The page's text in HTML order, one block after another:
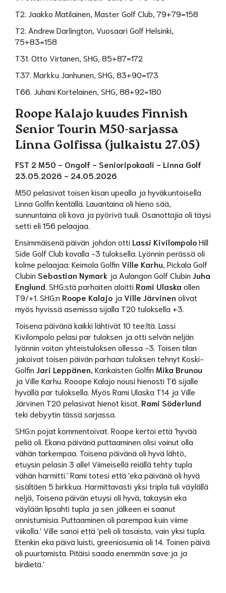
T2. Jaakko Matilainen, Master Golf Club, 79+79=158
T2. Andrew Darlington, Vuosaari Golf Helsinki,
75+83=158
T31. Otto Virtanen, SHG, 85+87=172
T37. Markku Janhunen, SHG, 83+90=173
T66. Juhani Kortelainen, SHG, 88+92=180
Roope Kalajo kuudes Finnish
Senior Tourin M50-sarjassa
Linna Golfissa (julkaistu 27.05)
FST 2 M50 - Ongolf - Senioripokaali - Linna Golf
23.05.2026 - 24.05.2026
M50 pelasivat toisen kisan upealla ja hyväkuntoisella
Linna Golfin kentällä. Lauantaina oli hieno sää,
sunnuntaina oli kova ja pyörivä tuuli. Osanottajia oli täysi
setti eli 156 pelaajaa.
Ensimmäisenä päivän johdon otti Lassi KivilompoloHill
Side Golf Club kovalla -3 tuloksella. Lyönnin perässä oli
kolme pelaajaa: Keimola Golfin Ville Karhu , Pickala Golf
Clubin Sebastian Nymark ja Aulangon Golf Clubin Juha
Englund . SHG;stä parhaiten aloitti Rami Ulaska ollen
T9/+1. SHG;n Roope Kalajo ja Ville Järvinen olivat
myös hyvissä asemissa sijalla T20 tuloksella +3.
Toisena päivänä kaikki lähtivät 10 tee:ltä. Lassi
Kivilompolo pelasi par tuloksen ja otti selvän neljän
lyönnin voiton yhteistuloksen ollessa -3. Toisen tilan
jakoivat toisen päivän parhaan tuloksen tehnyt Koski-
Golfin Jari Leppänen, Kankaisten Golfin Mika Brunou
ja Ville Karhu. Rooope Kalajo nousi hienosti T6 sijalle
hyvällä par tuloksella. Myös Rami Ulaska T14 ja Ville
Järvinen T20 pelasivat hienot kisat. Rami Söderlund
teki debyytin tässä sarjassa.
SHG:n pojat kommentoivat. Roope kertoi että 'hyvää
peliä oli. Ekana päivänä puttaaminen olisi voinut olla
vähän tarkempaa. Toisena päivänä oli hyvä lähtö,
etuysin pelasin 3 alle! Viimeisellä reiällä tehty tupla
vähän harmitti.' Rami totesi että 'eka päivänä oli hyvä
sisältäen 5 birkkua. Harmittavasti yksi tripla tuli väylällä
neljä, Toisena päivän etuysi oli hyvä, takaysin eka
väylään lipsahti tupla ja sen jälkeen ei saanut
onnistumisia. Puttaaminen oli parempaa kuin viime
viikolla.' Ville sanoi että 'peli oli tasaista, vain yksi tupla.
Etenkin eka päivä luisti, greeniosumia oli 14. Toinen päivä
oli puurtamista. Pitäisi saada enemmän save:ja ja
birdietä.'